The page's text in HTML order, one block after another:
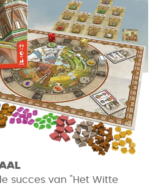
succes van "Het Witte